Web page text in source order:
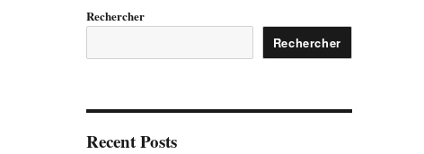
Rechercher
Rechercher
Recent Posts